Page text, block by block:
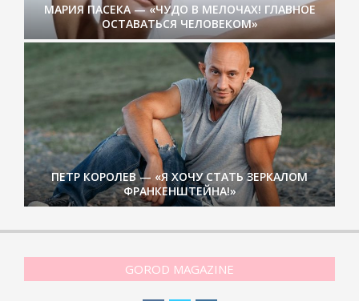
МАРИЯ ПАСЕКА — «ЧУДО В МЕЛОЧАХ! ГЛАВНОЕ
ОСТАВАТЬСЯ ЧЕЛОВЕКОМ»
ПЕТР КОРОЛЕВ — «Я ХОЧУ СТАТЬ ЗЕРКАЛОМ
ФРАНКЕНШТЕЙНА!»
GOROD MAGAZINE